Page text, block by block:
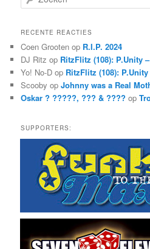
o
k
n
RECENTE REACTIES
Coen Grooten op R.I.P. 2024
DJ Ritz op RitzFlitz (108): P.Unity
Yo! No-D op RitzFlitz (108):
Scooby opJohnny was a Real
Oskar ? ?????, ??? & ???? op
SUPPORTERS: